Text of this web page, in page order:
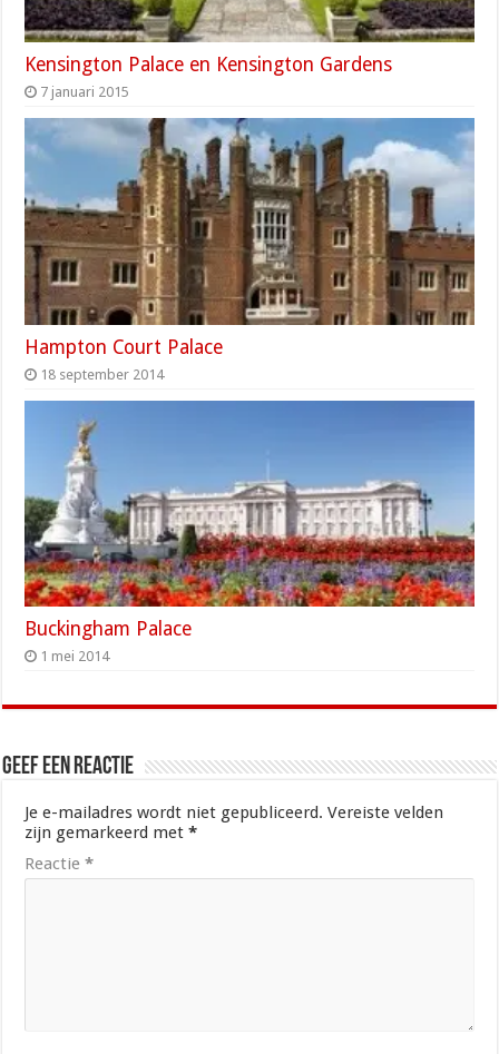
Kensington Palace en Kensington Gardens
7 januari 2015
Hampton Court Palace
18 september 2014
Buckingham Palace
1 mei 2014
Geef een reactie
Je e-mailadres wordt niet gepubliceerd. Vereiste velden
zijn gemarkeerd met*
Reactie*